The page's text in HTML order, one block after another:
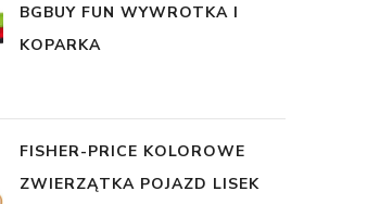
BGBUY FUN WYWROTKA I
KOPARKA
FISHER-PRICE KOLOROWE
ZWIERZĄTKA POJAZD LISEK